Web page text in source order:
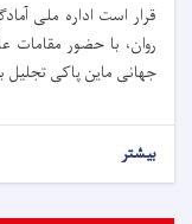
روان، با حضور مقامات
جهانی ماین پاکی تجلیل
بیشتر